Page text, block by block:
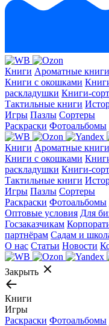
Книги Ароматные книги
Книги с окошками
раскладушки Книги-
Тактильные книги
Игры Пазлы Сортеры
Раскраски Фотоальбомы
Книги Ароматные книги
Книги с окошками
раскладушки Книги-
Тактильные книги
Игры Пазлы Сортеры
Раскраски Фотоальбомы
Оптовые условия Для
Госзаказчикам
партнёрам Садам и
О нас Статьи Новости
Закрыть
Книги
Игры
Раскраски Фотоальбомы